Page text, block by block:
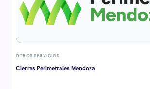
OTROS SERVICIOS
Cierres Perimetrales Mendoza